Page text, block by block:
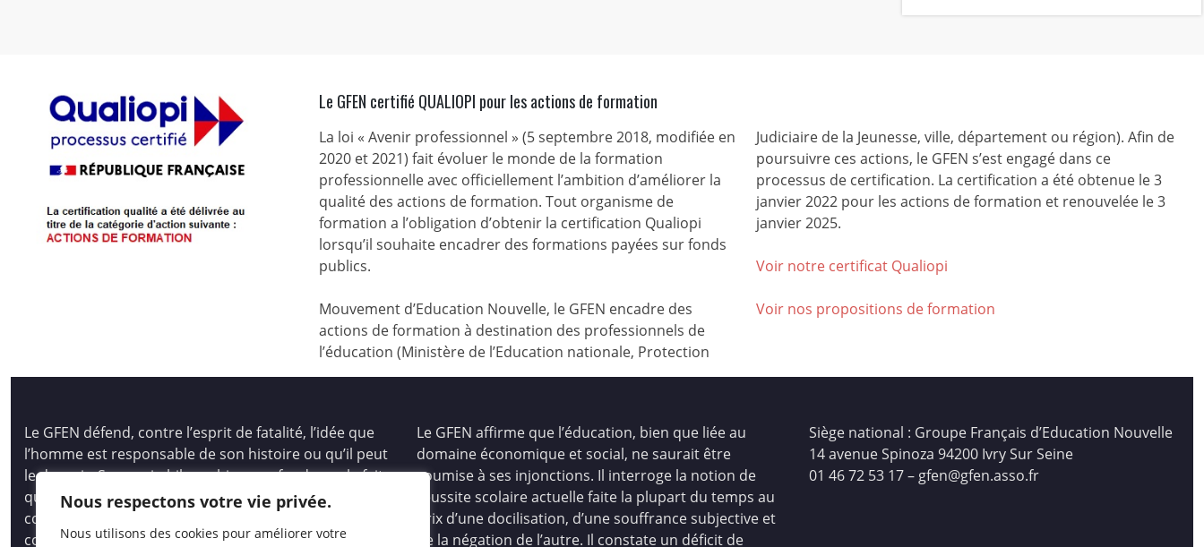
Nous respectons votre vie privée.
Nous utilisons des cookies pour améliorer votre
Le GFEN certifié QUALIOPI pour les actions de formation
La loi « Avenir professionnel » (5 septembre 2018, modifiée en
2020 et 2021) fait évoluer le monde de la formation
professionnelle avec officiellement l’ambition d’améliorer la
qualité des actions de formation. Tout organisme de
formation a l’obligation d’obtenir la certification Qualiopi
lorsqu’il souhaite encadrer des formations payées sur fonds
publics.
Mouvement d’Education Nouvelle, le GFEN encadre des
actions de formation à destination des professionnels de
l’éducation (Ministère de l’Education nationale, Protection
Judiciaire de la Jeunesse, ville, département ou région). Afin de
poursuivre ces actions, le GFEN s’est engagé dans ce
processus de certification. La certification a été obtenue le 3
janvier 2022 pour les actions de formation et renouvelée le 3
janvier 2025.
Voir notre certificat Qualiopi
Voir nos propositions de formation
Le GFEN défend, contre l’esprit de fatalité, l’idée que
l’homme est responsable de son histoire ou qu’il peut
le devenir. Son pari philosophique se fonde sur le fait
que tous les hommes, les enfants des hommes,
comme les peuples, ont des capacités immenses pour
comprendre et créer, pour auto-socio-construire un
Le GFEN affirme que l’éducation, bien que liée au
domaine économique et social, ne saurait être
soumise à ses injonctions. Il interroge la notion de
réussite scolaire actuelle faite la plupart du temps au
prix d’une docilisation, d’une souffrance subjective et
de la négation de l’autre. Il constate un déficit de
Siège national : Groupe Français d’Education Nouvelle
14 avenue Spinoza 94200 Ivry Sur Seine
01 46 72 53 17 – gfen@gfen.asso.fr